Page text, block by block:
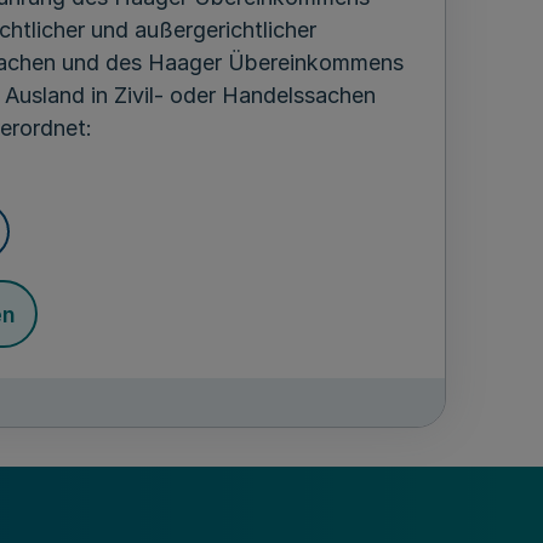
und außergerichtlicher
und des Haager Übereinkommens
in Zivil- oder Handelssachen